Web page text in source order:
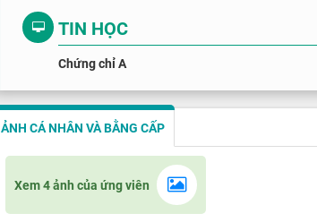
TIN HỌC
Chứng chỉ A
ẢNH CÁ NHÂN VÀ BẰNG CẤP
Xem 4 ảnh của ứng viên